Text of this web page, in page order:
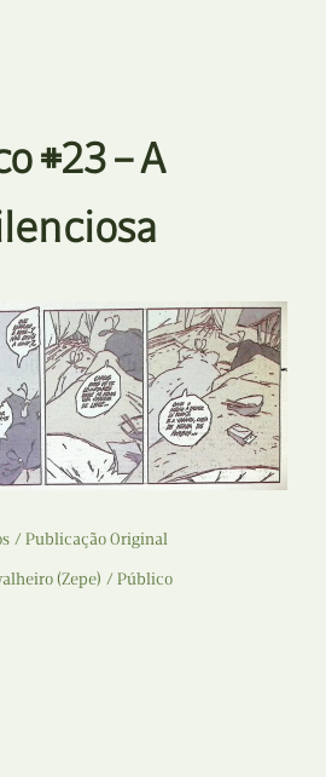
#23 – A
Publicação Original
(Zepe) Público